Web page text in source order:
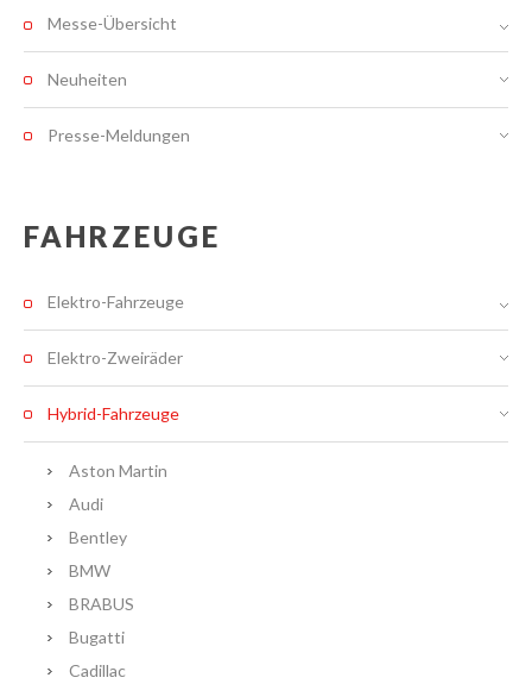
Messe-Übersicht
Neuheiten
Presse-Meldungen
FAHRZEUGE
Elektro-Fahrzeuge
Elektro-Zweiräder
Hybrid-Fahrzeuge
Aston Martin
Audi
Bentley
BMW
BRABUS
Bugatti
Cadillac